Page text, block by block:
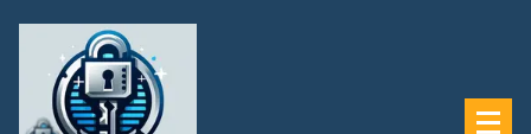
contenu